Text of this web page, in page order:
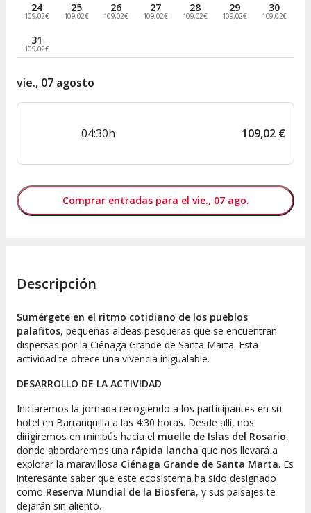
24
109,02€
25
109,02€
26
109,02€
27
109,02€
28
109,02€
29
109,02€
30
109,02€
31
109,02€
vie., 07 agosto
04:30h 109,02 €
Comprar entradas para el vie., 07 ago.
Descripción
Sumérgete en el ritmo cotidiano de los pueblos
palafitos, pequeñas aldeas pesqueras que se encuentran
dispersas por la Ciénaga Grande de Santa Marta. Esta
actividad te ofrece una vivencia inigualable.
DESARROLLO DE LA ACTIVIDAD
Iniciaremos la jornada recogiendo a los participantes en su
hotel en Barranquilla a las 4:30 horas. Desde allí, nos
dirigiremos en minibús hacia el muelle de Islas del Rosario,
donde abordaremos una rápida lancha que nos llevará a
explorar la maravillosa Ciénaga Grande de Santa Marta. Es
interesante saber que este ecosistema ha sido designado
como Reserva Mundial de la Biosfera, y sus paisajes te
dejarán sin aliento.